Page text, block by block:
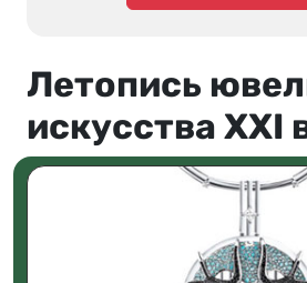
Летопись
искусства XXI